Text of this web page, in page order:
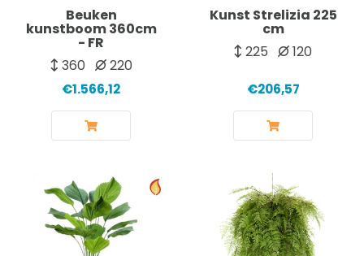
Beuken
kunstboom 360cm
- FR
360
220
€1.566,12
Kunst Strelizia 225
cm
225
120
€206,57